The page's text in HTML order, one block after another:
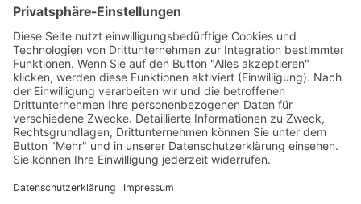
Name
Email
Telefonnummer
Firma
Erzählen Sie uns mehr